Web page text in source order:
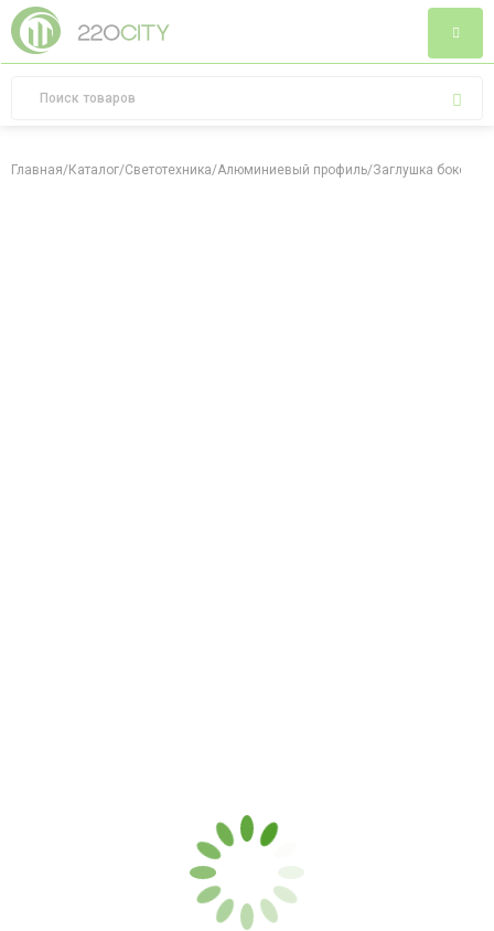
Главная/Каталог/Светотехника/Алюминиевый профиль/Заглушка